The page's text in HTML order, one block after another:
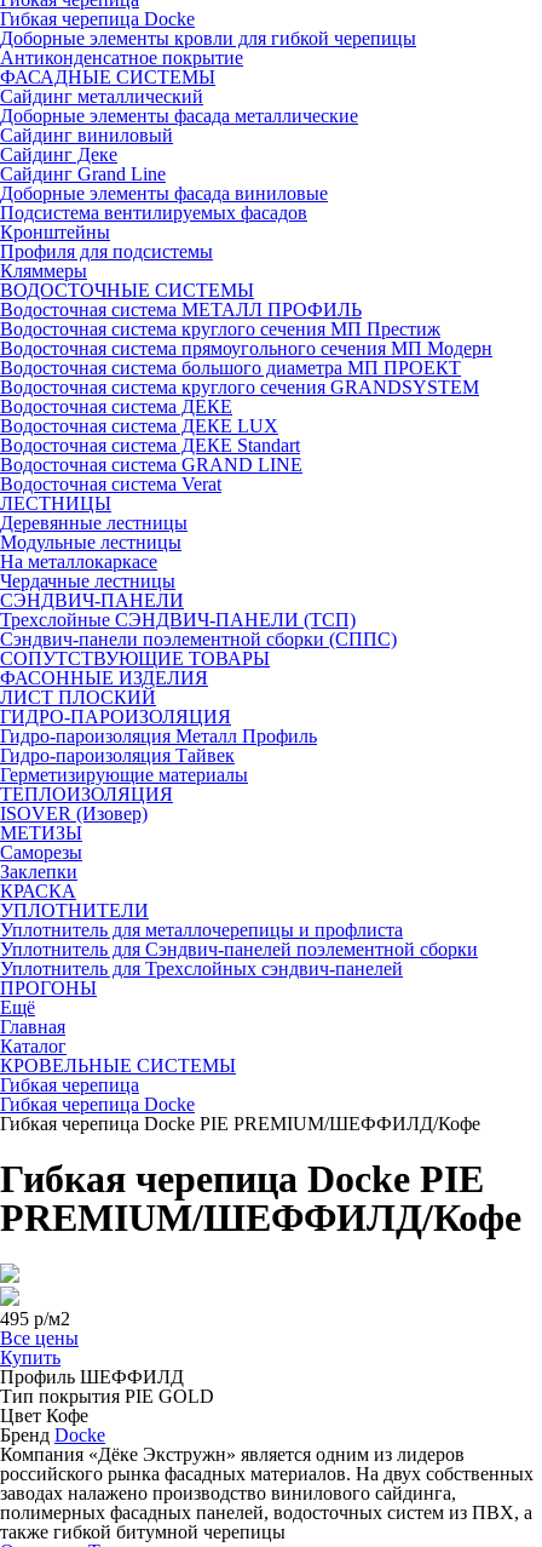
Гибкая черепица Docke
Доборные элементы кровли для гибкой черепицы
Антиконденсатное покрытие
ФАСАДНЫЕ СИСТЕМЫ
Сайдинг металлический
Доборные элементы фасада металлические
Сайдинг виниловый
Сайдинг Деке
Сайдинг Grand Line
Доборные элементы фасада виниловые
Подсистема вентилируемых фасадов
Кронштейны
Профиля для подсистемы
Кляммеры
ВОДОСТОЧНЫЕ СИСТЕМЫ
Водосточная система МЕТАЛЛ ПРОФИЛЬ
Водосточная система круглого сечения МП Престиж
Водосточная система прямоугольного сечения МП Модерн
Водосточная система большого диаметра МП ПРОЕКТ
Водосточная система круглого сечения GRANDSYSTEM
Водосточная система ДЕКЕ
Водосточная система ДЕКЕ LUX
Водосточная система ДЕКЕ Standart
Водосточная система GRAND LINE
Водосточная система Verat
ЛЕСТНИЦЫ
Деревянные лестницы
Модульные лестницы
На металлокаркасе
Чердачные лестницы
СЭНДВИЧ-ПАНЕЛИ
Трехслойные СЭНДВИЧ-ПАНЕЛИ (ТСП)
Сэндвич-панели поэлементной сборки (СППС)
СОПУТСТВУЮЩИЕ ТОВАРЫ
ФАСОННЫЕ ИЗДЕЛИЯ
ЛИСТ ПЛОСКИЙ
ГИДРО-ПАРОИЗОЛЯЦИЯ
Гидро-пароизоляция Металл Профиль
Гидро-пароизоляция Тайвек
Герметизирующие материалы
ТЕПЛОИЗОЛЯЦИЯ
ISOVER (Изовер)
МЕТИЗЫ
Саморезы
Заклепки
КРАСКА
УПЛОТНИТЕЛИ
Уплотнитель для металлочерепицы и профлиста
Уплотнитель для Сэндвич-панелей поэлементной сборки
Уплотнитель для Трехслойных сэндвич-панелей
ПРОГОНЫ
Ещё
Главная
Каталог
КРОВЕЛЬНЫЕ СИСТЕМЫ
Гибкая черепица
Гибкая черепица Docke
Гибкая черепица Docke PIE PREMIUM/ШЕФФИЛД/Кофе
Гибкая черепица Docke PIE
PREMIUM/ШЕФФИЛД/Кофе
495 р/м2
Все цены
Купить
Профиль ШЕФФИЛД
Тип покрытия PIE GOLD
Цвет Кофе
Бренд Docke
Компания «Дёке Экстружн» является одним из лидеров
российского рынка фасадных материалов. На двух собственных
заводах налажено производство винилового сайдинга,
полимерных фасадных панелей, водосточных систем из ПВХ, а
также гибкой битумной черепицы